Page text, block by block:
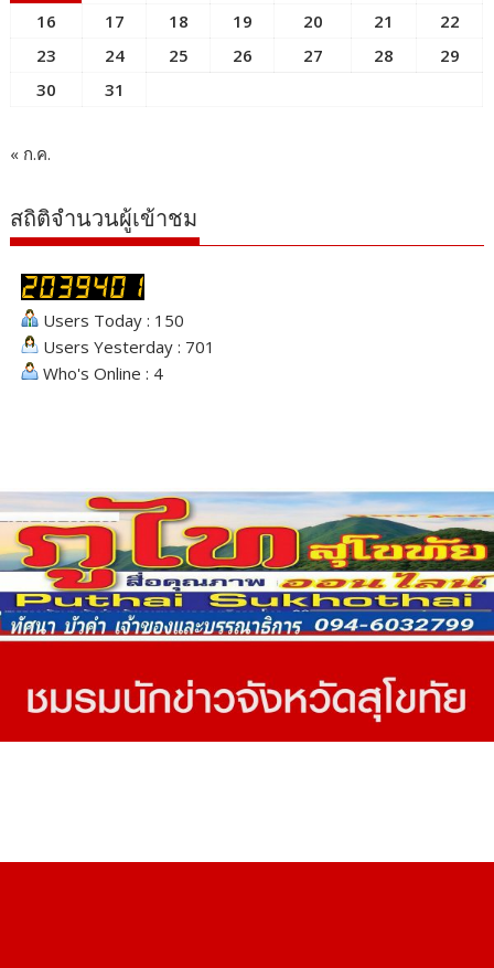
16
17 18 19 20 21
22
23
24 25 26 27 28
29
30
31
« ก.ค.
สถิติจำนวนผู้เข้าชม
Users Today : 150
Users Yesterday : 701
Who's Online : 4